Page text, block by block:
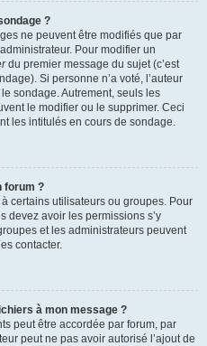
?
ne peuvent être modifiés que par
Pour modifier un
du premier message du sujet (c’est
Si personne n’a voté, l’auteur
sondage. Autrement, seuls les
le modifier ou le supprimer. Ceci
les intitulés en cours de sondage.
forum ?
certains utilisateurs ou groupes. Pour
devez avoir les permissions s’y
et les administrateurs peuvent
contacter.
à mon message ?
peut être accordée par forum, par
peut ne pas avoir autorisé l’ajout de